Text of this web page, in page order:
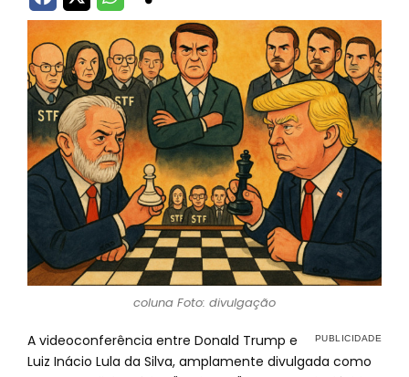
coluna Foto: divulgação
A videoconferência entre Donald Trump e
Luiz Inácio Lula da Silva, amplamente divulgada como